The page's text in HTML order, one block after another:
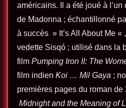
américains. Il a été joué à l’un
de Madonna ; échantillonné
à succès » It’s All About Me «
vedette Sisqó ; utilisé dans la
film Pumping Iron II: The
film indien Koi … Mil Gaya ;
premières pages du roman
Midnight and the Meaning of